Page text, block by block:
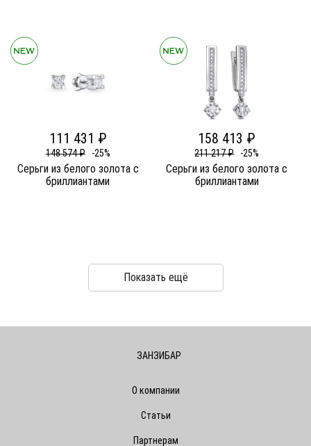
111 431 ₽
148 574 ₽ -25%
Серьги из белого золота c
бриллиантами
158 413 ₽
211 217 ₽ -25%
Серьги из белого золота c
бриллиантами
Показать ещё
ЗАНЗИБАР
О компании
Статьи
Партнерам